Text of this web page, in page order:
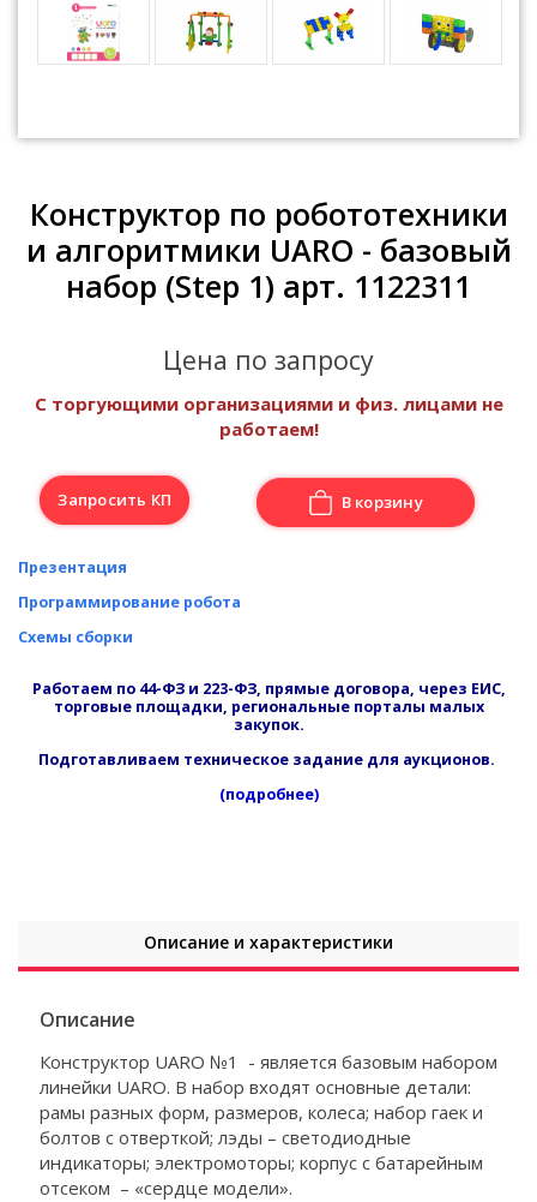
Конструктор по робототехники
и алгоритмики UARO - базовый
набор (Step 1) арт. 1122311
Цена по запросу
С торгующими организациями и физ. лицами не
работаем!
Запросить КП В корзину
Презентация
Программирование робота
Схемы сборки
Работаем по 44-ФЗ и 223-ФЗ, прямые договора, через ЕИС,
торговые площадки, региональные порталы малых
закупок.
Подготавливаем техническое задание для аукционов.
(подробнее)
Описание и характеристики
Описание
Конструктор UARO №1 - является базовым набором
линейки UARO. В набор входят основные детали:
рамы разных форм, размеров, колеса; набор гаек и
болтов с отверткой; лэды – светодиодные
индикаторы; электромоторы; корпус с батарейным
отсеком – «сердце модели».